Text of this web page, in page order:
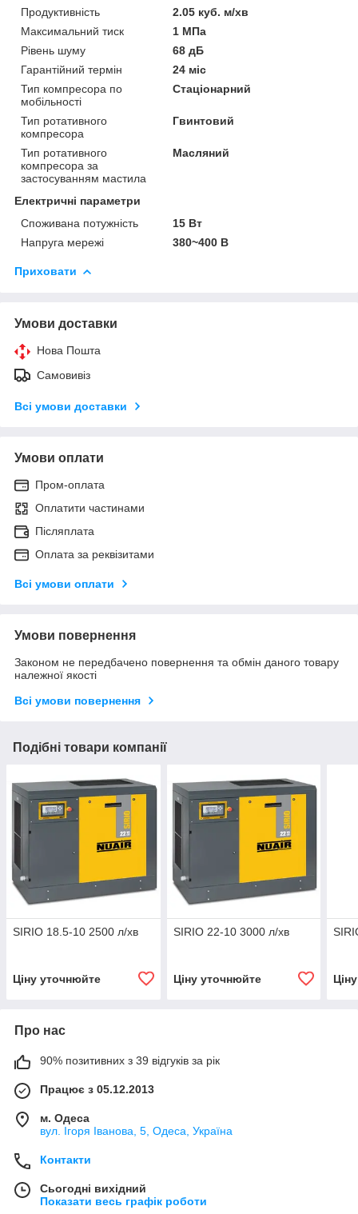
Продуктивність
2.05 куб. м/хв
Максимальний тиск
1 МПа
Рівень шуму
68 дБ
Гарантійний термін
24 міс
Тип компресора по
мобільності
Стаціонарний
Тип ротативного
компресора
Гвинтовий
Тип ротативного
компресора за
застосуванням мастила
Масляний
Електричні параметри
Споживана потужність
15 Вт
Напруга мережі
380~400 В
Приховати
Умови доставки
Нова Пошта
Самовивіз
Всі умови доставки
Умови оплати
Пром-оплата
Оплатити частинами
Післяплата
Оплата за реквізитами
Всі умови оплати
Умови повернення
Законом не передбачено повернення та обмін даного товару
належної якості
Всі умови повернення
Подібні товари компанії
SIRIO 18.5-10 2500 л/хв
Ціну уточнюйте
SIRIO 22-10 3000 л/хв
Ціну уточнюйте
Про нас
90% позитивних з 39 відгуків за рік
Працює з 05.12.2013
м. Одеса
вул. Ігоря Іванова, 5, Одеса, Україна
Контакти
Сьогодні вихідний
Показати весь графік роботи